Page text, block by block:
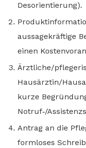
Desorientierung).
aussagekräftige
einen
Ärztliche/
Hausärztin/
kurze
Notruf‑/
Antrag an die
formloses